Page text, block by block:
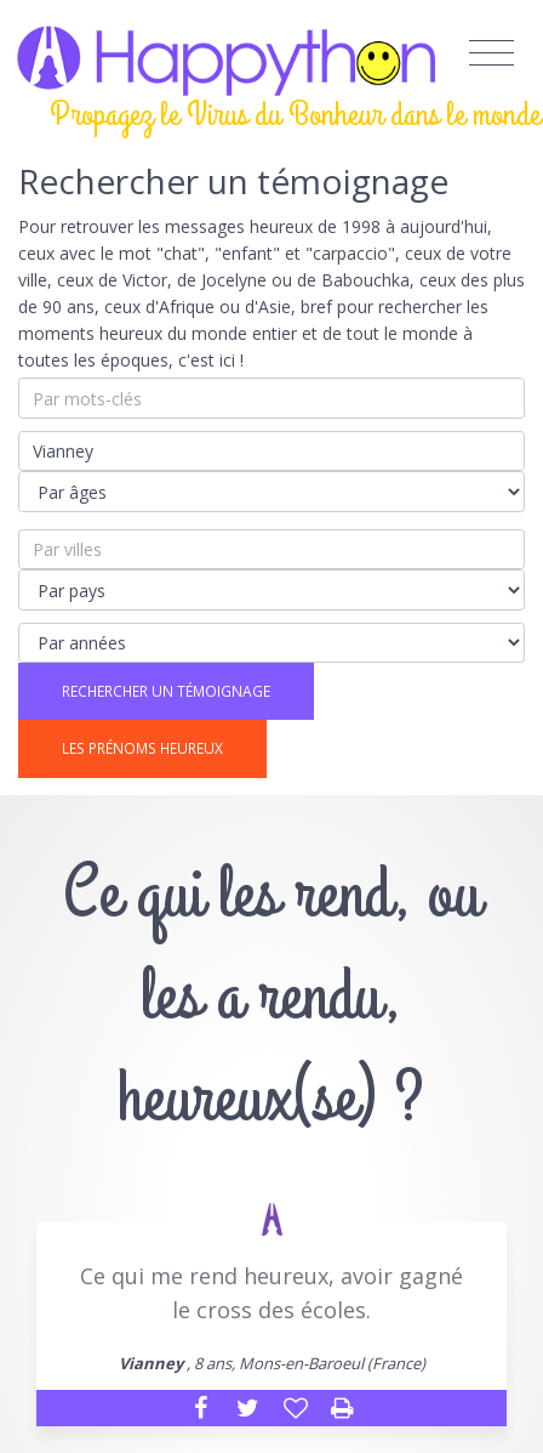
Propagez le Virus du Bonheur dans le monde
Rechercher un témoignage
Pour retrouver les messages heureux de 1998 à aujourd'hui,
ceux avec le mot "chat", "enfant" et "carpaccio", ceux de votre
ville, ceux de Victor, de Jocelyne ou de Babouchka, ceux des plus
de 90 ans, ceux d'Afrique ou d'Asie, bref pour rechercher les
moments heureux du monde entier et de tout le monde à
toutes les époques, c'est ici !
LES PRÉNOMS HEUREUX
Ce qui les rend, ou
les a rendu,
heureux(se) ?
Ce qui me rend heureux, avoir gagné
le cross des écoles.
Vianney, 8 ans, Mons-en-Baroeul (France)